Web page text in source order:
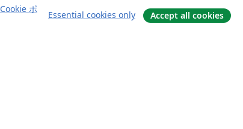
Cookie ポ
Essential cookies only Accept all cookies